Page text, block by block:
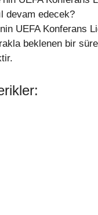
devam edecek?
UEFA Konferans
beklenen bir